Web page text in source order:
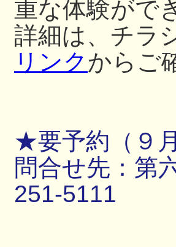
重な体験がで
詳細は、チラ
リンクからご
★要予約（９
問合せ先：第
251-5111